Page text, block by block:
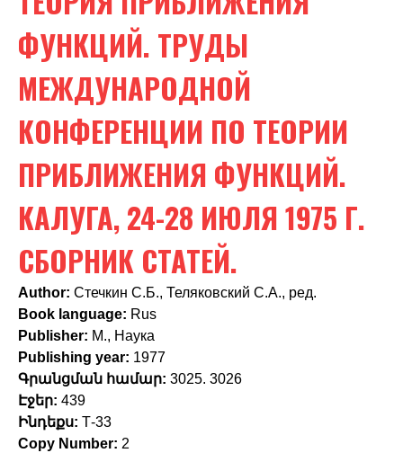
h
o
r
m
ФУНКЦИЙ. ТРУДЫ
МЕЖДУНАРОДНОЙ
КОНФЕРЕНЦИИ ПО ТЕОРИИ
ПРИБЛИЖЕНИЯ ФУНКЦИЙ.
КАЛУГА, 24-28 ИЮЛЯ 1975 Г.
СБОРНИК СТАТЕЙ.
Author: Стечкин С.Б., Теляковский С.А., ред.
Book language: Rus
Publisher: М., Наука
Publishing year: 1977
Գրանցման համար: 3025. 3026
Էջեր: 439
Ինդեքս: Т-33
Copy Number: 2